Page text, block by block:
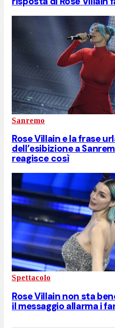
Sanremo
Rose Villain e la frase
dell’esibizione a
reagisce così
Spettacolo
Rose Villain non sta
il messaggio allarma i